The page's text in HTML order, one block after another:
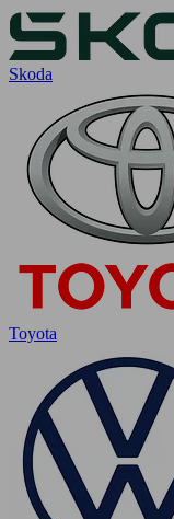
Skoda
Toyota